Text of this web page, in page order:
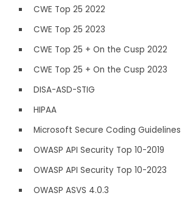
CWE Top 25 2022
CWE Top 25 2023
CWE Top 25 + On the Cusp 2022
CWE Top 25 + On the Cusp 2023
DISA-ASD-STIG
HIPAA
Microsoft Secure Coding Guidelines
OWASP API Security Top 10-2019
OWASP API Security Top 10-2023
OWASP ASVS 4.0.3